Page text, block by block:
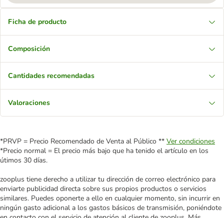
Ficha de producto
Composición
Cantidades recomendadas
Valoraciones
*PRVP = Precio Recomendado de Venta al Público ** Ver condiciones
*Precio normal = El precio más bajo que ha tenido el artículo en los
útimos 30 días.
zooplus tiene derecho a utilizar tu dirección de correo electrónico para
enviarte publicidad directa sobre sus propios productos o servicios
similares. Puedes oponerte a ello en cualquier momento, sin incurrir en
ningún gasto adicional a los gastos básicos de transmisión, poniéndote